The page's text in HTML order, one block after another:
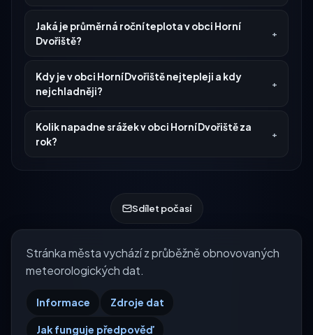
Jaká je průměrná roční teplota v obci Horní
Dvořiště?
Kdy je v obci Horní Dvořiště nejtepleji a kdy
nejchladněji?
Kolik napadne srážek v obci Horní Dvořiště za
rok?
Sdílet počasí
Stránka města vychází z průběžně obnovovaných
meteorologických dat.
Informace Zdroje dat
Jak funguje předpověď